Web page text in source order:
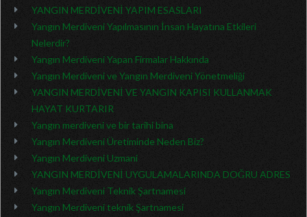
YANGIN MERDİVENİ YAPIM ESASLARI
Yangın Merdiveni Yapılmasının İnsan Hayatına Etkileri
Nelerdir?
Yangın Merdiveni Yapan Firmalar Hakkında
Yangın Merdiveni ve Yangın Merdiveni Yönetmeliği
YANGIN MERDİVENİ VE YANGIN KAPISI KULLANMAK
HAYAT KURTARIR
Yangın merdiveni ve bir tarihi bina
Yangın Merdiveni Üretiminde Neden Biz?
Yangın Merdiveni Uzmani
YANGIN MERDİVENİ UYGULAMALARINDA DOĞRU ADRES
Yangın Merdiveni Teknik Şartnamesi
Yangın Merdiveni teknik Şartnamesi